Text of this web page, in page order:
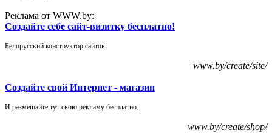
Реклама от WWW.by:
Создайте себе сайт-визитку бесплатно!
Белорусский конструктор сайтов
www.by/create/site/
Создайте свой Интернет - магазин
И размещайте тут свою рекламу бесплатно.
www.by/create/shop/